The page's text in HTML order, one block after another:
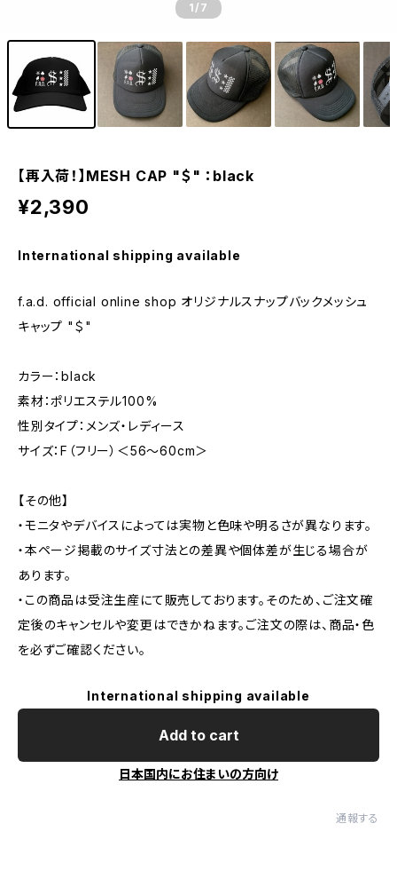
1/7
【再入荷！】MESH CAP "＄" ：black
¥2,390
International shipping available
f.a.d. official online shop オリジナルスナップバックメッシュ
キャップ "＄"
カラー：black
素材：ポリエステル100%
性別タイプ：メンズ・レディース
サイズ：F（フリー）＜56〜60cm＞
【その他】
・モニタやデバイスによっては実物と色味や明るさが異なります。
・本ページ掲載のサイズ寸法との差異や個体差が生じる場合が
あります。
・この商品は受注生産にて販売しております。そのため、ご注文確
定後のキャンセルや変更はできかねます。ご注文の際は、商品・色
を必ずご確認ください。
International shipping available
Add to cart
日本国内にお住まいの方向け
通報する